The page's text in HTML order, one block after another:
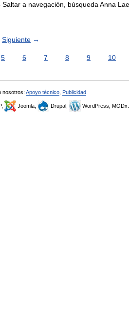
a navegación, búsqueda Anna
Siguiente →
5 6 7 8 9 10
nosotros: Apoyo técnico Publicidad
Joomla, Drupal, WordPress, MODx.